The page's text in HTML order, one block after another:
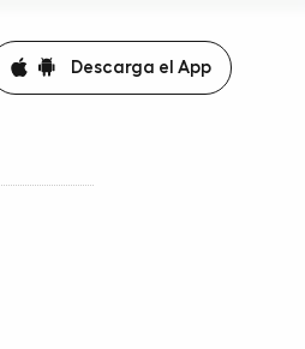
Descarga el App